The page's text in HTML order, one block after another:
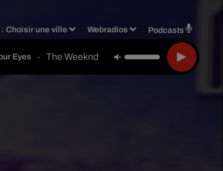
:Choisir une ville Webradios Podcasts
Eyes - The Weeknd